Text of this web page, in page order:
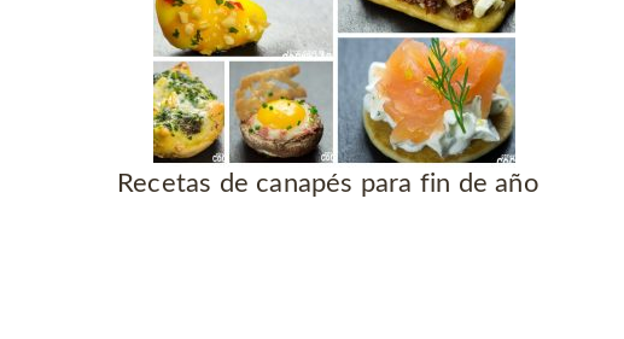
Recetas de canapés para fin de año